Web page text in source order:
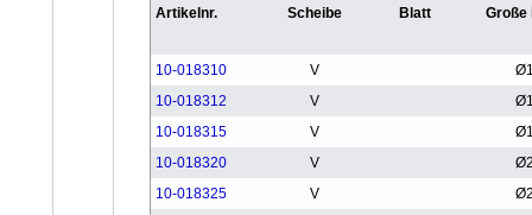
Artikelnr. Scheibe Blatt Große
10-018310 V
10-018312
V
10-018315
V
10-018320
V
10-018325
V